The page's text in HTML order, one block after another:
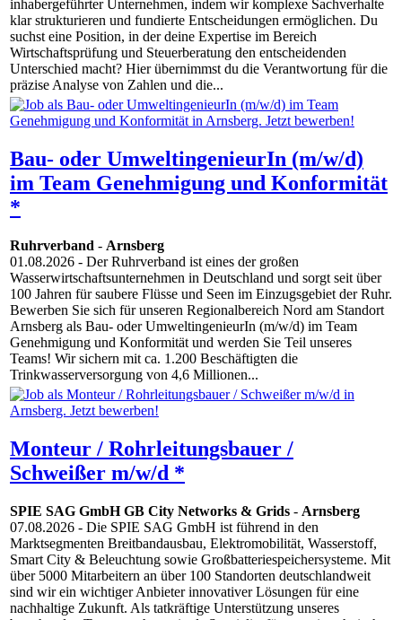
inhabergeführter Unternehmen, indem wir komplexe Sachverhalte
klar strukturieren und fundierte Entscheidungen ermöglichen. Du
suchst eine Position, in der deine Expertise im Bereich
Wirtschaftsprüfung und Steuerberatung den entscheidenden
Unterschied macht? Hier übernimmst du die Verantwortung für die
präzise Analyse von Zahlen und die...
Bau- oder UmweltingenieurIn (m/w/d)
im Team Genehmigung und Konformität
*
Ruhrverband - Arnsberg
01.08.2026 - Der Ruhrverband ist eines der großen
Wasserwirtschaftsunternehmen in Deutschland und sorgt seit über
100 Jahren für saubere Flüsse und Seen im Einzugsgebiet der Ruhr.
Bewerben Sie sich für unseren Regionalbereich Nord am Standort
Arnsberg als Bau- oder UmweltingenieurIn (m/w/d) im Team
Genehmigung und Konformität und werden Sie Teil unseres
Teams! Wir sichern mit ca. 1.200 Beschäftigten die
Trinkwasserversorgung von 4,6 Millionen...
Monteur / Rohrleitungsbauer /
Schweißer m/w/d *
SPIE SAG GmbH GB City Networks & Grids - Arnsberg
07.08.2026 - Die SPIE SAG GmbH ist führend in den
Marktsegmenten Breitbandausbau, Elektromobilität, Wasserstoff,
Smart City & Beleuchtung sowie Großbatteriespeichersysteme. Mit
über 5000 Mitarbeitern an über 100 Standorten deutschlandweit
sind wir ein wichtiger Anbieter innovativer Lösungen für eine
nachhaltige Zukunft. Als tatkräftige Unterstützung unseres